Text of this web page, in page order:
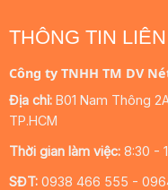
THÔNG TIN
Công ty TNHH TM DV
Địa chỉ: B01 Nam Thông
TP.HCM
Thời gian làm việc:8:30 -
SĐT:0938 466 555 -